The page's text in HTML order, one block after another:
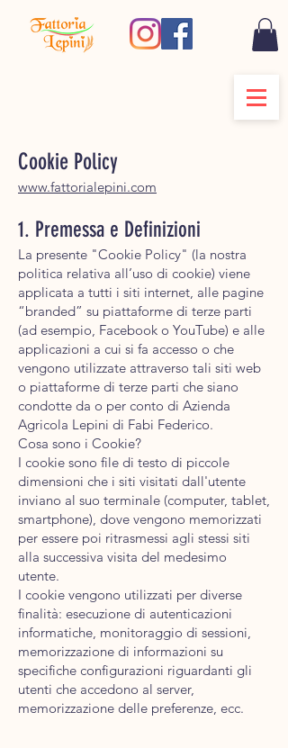
Cookie Policy
www.fattorialepini.com
1. Premessa e Definizioni
La presente "Cookie Policy" (la nostra
politica relativa all’uso di cookie) viene
applicata a tutti i siti internet, alle pagine
“branded” su piattaforme di terze parti
(ad esempio, Facebook o YouTube) e alle
applicazioni a cui si fa accesso o che
vengono utilizzate attraverso tali siti web
o piattaforme di terze parti che siano
condotte da o per conto di Azienda
Agricola Lepini di Fabi Federico.
Cosa sono i Cookie?
I cookie sono file di testo di piccole
dimensioni che i siti visitati dall'utente
inviano al suo terminale (computer, tablet,
smartphone), dove vengono memorizzati
per essere poi ritrasmessi agli stessi siti
alla successiva visita del medesimo
utente.
I cookie vengono utilizzati per diverse
finalità: esecuzione di autenticazioni
informatiche, monitoraggio di sessioni,
memorizzazione di informazioni su
specifiche configurazioni riguardanti gli
utenti che accedono al server,
memorizzazione delle preferenze, ecc.